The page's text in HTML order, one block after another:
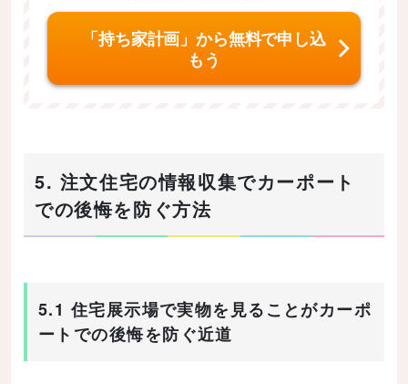
「持ち家計画」から無料で申し込
もう
5. 注文住宅の情報収集でカーポート
での後悔を防ぐ方法
5.1 住宅展示場で実物を見ることがカーポ
ートでの後悔を防ぐ近道